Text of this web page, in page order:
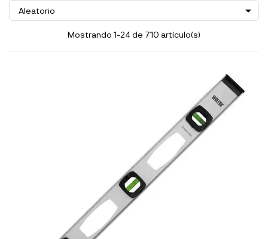
Aleatorio 
Mostrando 1-24 de 710 artículo(s)